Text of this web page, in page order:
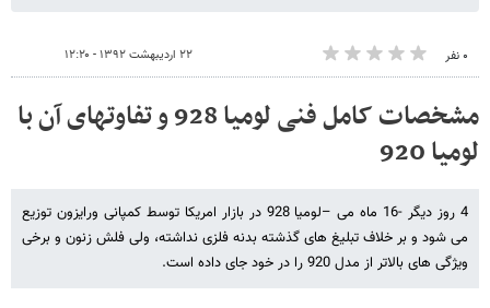
۰ نفر ۲۲ اردیبهشت ۱۳۹۲ - ۱۲:۲۰
مشخصات کامل فنی لومیا 928 و تفاوتهای آن با
لومیا 920
4 روز دیگر -16 ماه می –لومیا 928 در بازار امریکا توسط کمپانی ورایزون توزیع
می شود و بر خلاف تبلیغ های گذشته بدنه فلزی نداشته، ولی فلش زنون و برخی
وی‍ژگی های بالاتر از مدل 920 را در خود جای داده است.